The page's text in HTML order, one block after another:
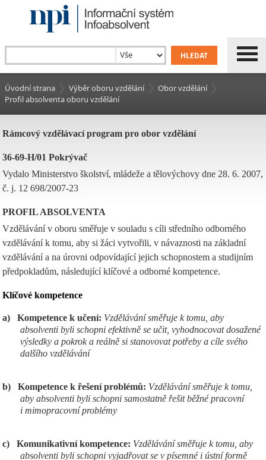
Úvodní strana Výběr oboru vzdělání
Obor vzdělání
Profil absolventa oboru vzdělání
Rámcový vzdělávací program pro obor vzdělání
36-69-H/01 Pokrývač
Vydalo Ministerstvo školství, mládeže a tělovýchovy dne 28. 6. 2007,
č. j. 12 698/2007-23
PROFIL ABSOLVENTA
Vzdělávání v oboru směřuje v souladu s cíli středního odborného
vzdělávání k tomu, aby si žáci vytvořili, v návaznosti na základní
vzdělávání a na úrovni odpovídající jejich schopnostem a studijním
předpokladům, následující klíčové a odborné kompetence.
Klíčové kompetence
a) Kompetence k učení: Vzdělávání směřuje k tomu, aby
absolventi byli schopni efektivně se učit, vyhodnocovat dosažené
výsledky a pokrok a reálně si stanovovat potřeby a cíle svého
dalšího vzdělávání
b) Kompetence k řešení problémů: Vzdělávání směřuje k tomu,
aby absolventi byli schopni samostatně řešit běžné pracovní
i mimopracovní problémy
c) Komunikativní kompetence: Vzdělávání směřuje k tomu, aby
absolventi byli schopni vyjadřovat se v písemné i ústní formě